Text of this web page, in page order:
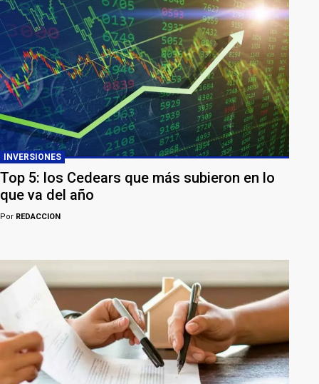
INVERSIONES
Top 5: los Cedears que más subieron en lo
que va del año
Por REDACCION